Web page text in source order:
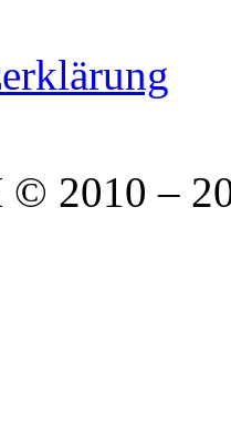
© 2010 –